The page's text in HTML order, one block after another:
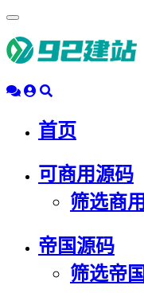
动
导
首页
可商用源码
筛选商用
帝国源码
筛选帝国